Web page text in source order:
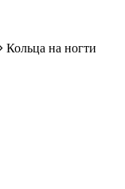
Кольца на ногти